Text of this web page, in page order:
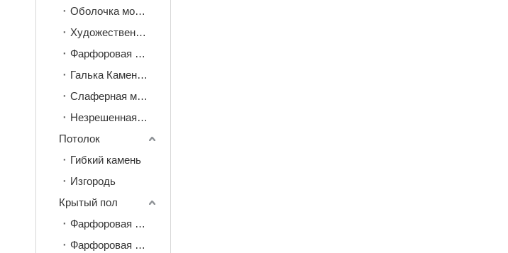
Оболочка мозаика
Художественная мозаика
Фарфоровая плитка мозаика
Галька Каменная мозаика
Слаферная мозаика
Незрешенная терракота мозаика
Потолок
Гибкий камень
Изгородь
Крытый пол
Фарфоровая плитка 600*600 мм
Фарфоровая плитка 600*1200 мм